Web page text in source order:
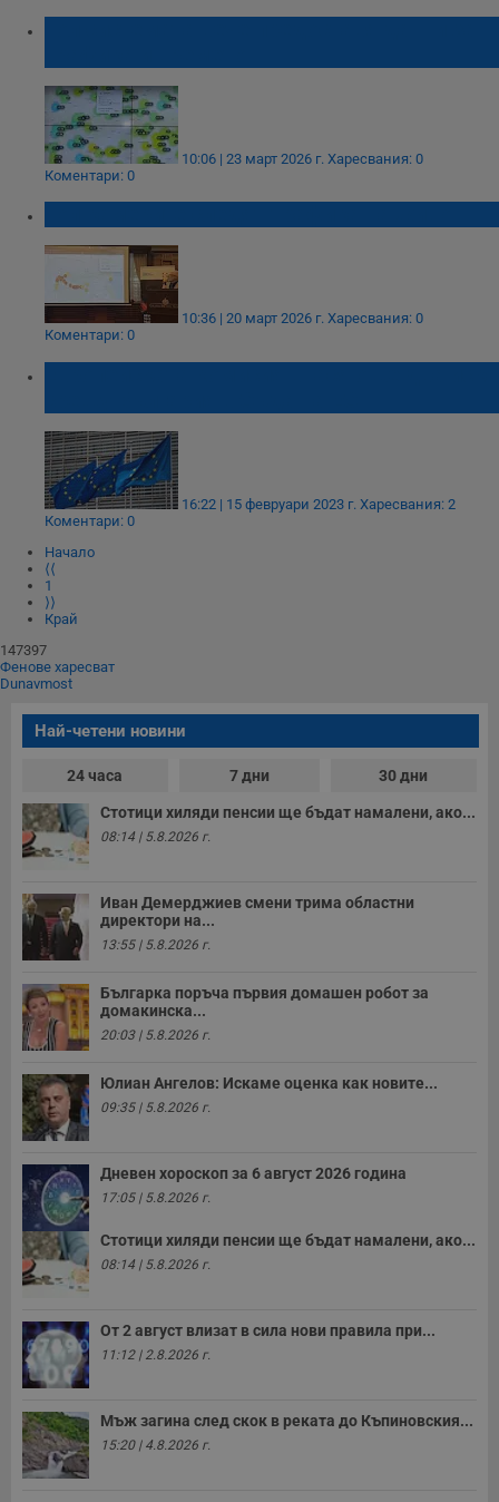
10:06 | 23 март 2026 г. Харесвания: 0
Коментари: 0
10:36 | 20 март 2026 г. Харесвания: 0
Коментари: 0
16:22 | 15 февруари 2023 г. Харесвания: 2
Коментари: 0
Начало
⟨⟨
1
⟩⟩
Край
147397
Фенове харесват
Dunavmost
Най-четени новини
24 часа 7 дни 30 дни
Стотици хиляди пенсии ще бъдат намалени, ако...
08:14 | 5.8.2026 г.
Иван Демерджиев смени трима областни
директори на...
13:55 | 5.8.2026 г.
Българка поръча първия домашен робот за
домакинска...
20:03 | 5.8.2026 г.
Юлиан Ангелов: Искаме оценка как новите...
09:35 | 5.8.2026 г.
Дневен хороскоп за 6 август 2026 година
17:05 | 5.8.2026 г.
Стотици хиляди пенсии ще бъдат намалени, ако...
08:14 | 5.8.2026 г.
От 2 август влизат в сила нови правила при...
11:12 | 2.8.2026 г.
Мъж загина след скок в реката до Къпиновския...
15:20 | 4.8.2026 г.